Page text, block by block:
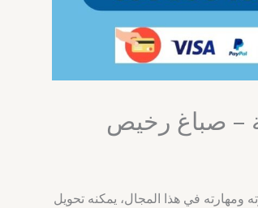
ومهارته في هذا المجال، يمكنه تحويل